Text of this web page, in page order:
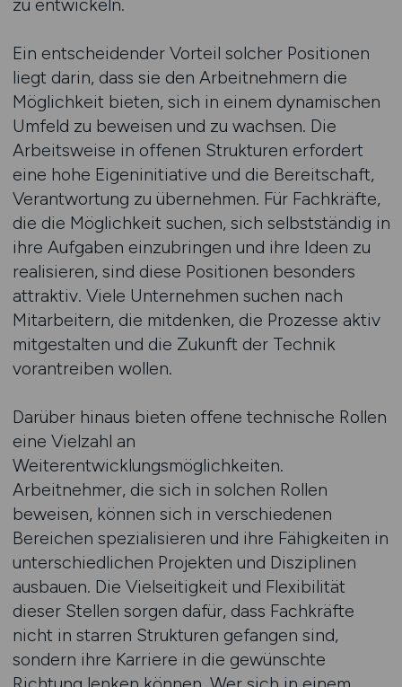
zu entwickeln.
Ein entscheidender Vorteil solcher Positionen
liegt darin, dass sie den Arbeitnehmern die
Möglichkeit bieten, sich in einem dynamischen
Umfeld zu beweisen und zu wachsen. Die
Arbeitsweise in offenen Strukturen erfordert
eine hohe Eigeninitiative und die Bereitschaft,
Verantwortung zu übernehmen. Für Fachkräfte,
die die Möglichkeit suchen, sich selbstständig in
ihre Aufgaben einzubringen und ihre Ideen zu
realisieren, sind diese Positionen besonders
attraktiv. Viele Unternehmen suchen nach
Mitarbeitern, die mitdenken, die Prozesse aktiv
mitgestalten und die Zukunft der Technik
vorantreiben wollen.
Darüber hinaus bieten offene technische Rollen
eine Vielzahl an
Weiterentwicklungsmöglichkeiten.
Arbeitnehmer, die sich in solchen Rollen
beweisen, können sich in verschiedenen
Bereichen spezialisieren und ihre Fähigkeiten in
unterschiedlichen Projekten und Disziplinen
ausbauen. Die Vielseitigkeit und Flexibilität
dieser Stellen sorgen dafür, dass Fachkräfte
nicht in starren Strukturen gefangen sind,
sondern ihre Karriere in die gewünschte